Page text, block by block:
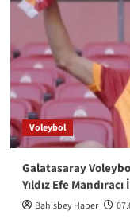
Voleybol
Galatasaray
Yıldız Efe
Bahisbey Haber